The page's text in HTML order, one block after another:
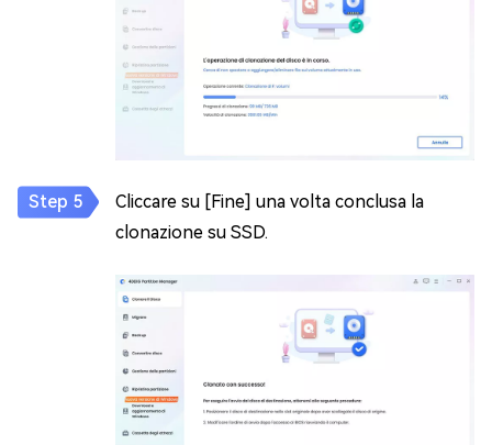
Cliccare su [Fine] una volta conclusa la
clonazione su SSD.